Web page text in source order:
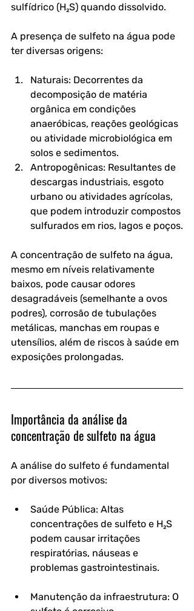
sulfídrico (H₂S) quando dissolvido.
A presença de sulfeto na água pode
ter diversas origens:
Naturais: Decorrentes da
decomposição de matéria
orgânica em condições
anaeróbicas, reações geológicas
ou atividade microbiológica em
solos e sedimentos.
Antropogênicas: Resultantes de
descargas industriais, esgoto
urbano ou atividades agrícolas,
que podem introduzir compostos
sulfurados em rios, lagos e poços.
A concentração de sulfeto na água,
mesmo em níveis relativamente
baixos, pode causar odores
desagradáveis (semelhante a ovos
podres), corrosão de tubulações
metálicas, manchas em roupas e
utensílios, além de riscos à saúde em
exposições prolongadas.
Importância da análise da
concentração de sulfeto na água
A análise do sulfeto é fundamental
por diversos motivos:
Saúde Pública: Altas
concentrações de sulfeto e H₂S
podem causar irritações
respiratórias, náuseas e
problemas gastrointestinais.
Manutenção da infraestrutura: O